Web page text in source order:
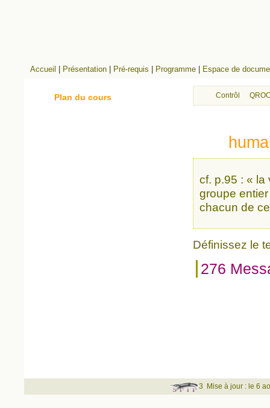
Accueil Présentation Pré-requis Programme Espace de
Contrôle continu
cf. p.95 : « la
groupe
chacun de
Définissez le
276
Plan du cours
3 Mise à jour : le 6